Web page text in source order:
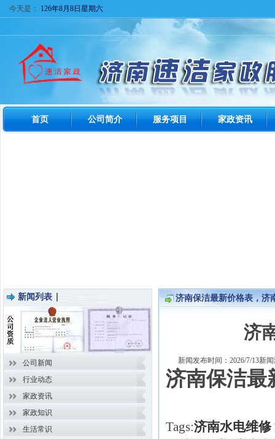
今天是： 126年8月8日星期六
首页 公司简介 服务项目 家政资讯
新闻列表
公司新闻
行业动态
家政资讯
家政知识
生活常识
济南保洁最新价格表，济
济
新闻发布时间：2026/7/13新
济南保洁最
Tags:济南水电维修